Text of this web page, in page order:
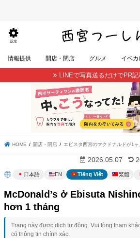
設定
情報提供 開店・閉店 グルメ イベカ
LINEで写真送るだけでPR
HOME 開店・閉店 エビスタ西宮のマクドナルドが1
2026.05.07
日本語 EN Tiếng Việt 繁體
McDonald’s ở Ebisuta
hơn 1 tháng
Trang này được dịch tự động. Vui lòng tham
có thông tin chính xác.